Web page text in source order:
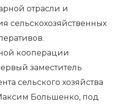
отрасли и
сельскохозяйственных
кооперации
заместитель
сельского хозяйства
Большенко, под